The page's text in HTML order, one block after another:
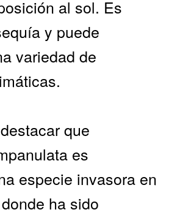
al sol. Es
y puede
variedad de
que
es
especie invasora en
ha sido